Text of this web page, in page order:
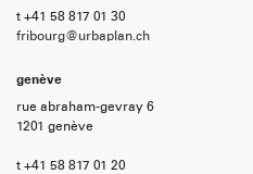
t +41 58 817 01 30
fribourg@urbaplan.ch
genève
rue abraham-gevray 6
1201 genève
t +41 58 817 01 20